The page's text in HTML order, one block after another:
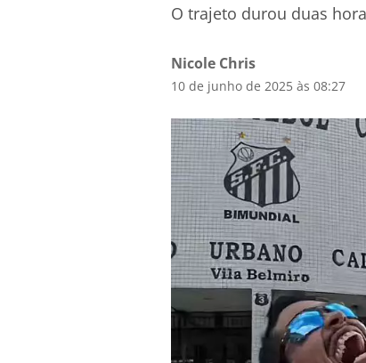
O trajeto durou duas
Nicole Chris
10 de junho de 2025 às 08:27